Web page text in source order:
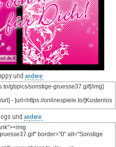
und andere:
und andere: